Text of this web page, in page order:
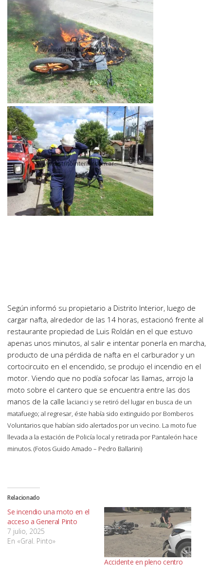
Según informó su propietario a Distrito Interior, luego de
cargar nafta, alrededor de las 14 horas, estacionó frente al
restaurante propiedad de Luis Roldán en el que estuvo
apenas unos minutos, al salir e intentar ponerla en marcha,
producto de una pérdida de nafta en el carburador y un
cortocircuito en el encendido, se produjo el incendio en el
motor. Viendo que no podía sofocar las llamas, arrojo la
moto sobre el cantero que se encuentra entre las dos
manos de la calle Iacianci y se retiró del lugar en busca de un
matafuego; al regresar, éste había sido extinguido por Bomberos
Voluntarios que habían sido alertados por un vecino. La moto fue
llevada a la estación de Policía local y retirada por Pantaleón hace
minutos. (Fotos Guido Amado – Pedro Ballarini)
Relacionado
Se incendio una moto en el
acceso a General Pinto
7 julio, 2025
En «Gral. Pinto»
Accidente en pleno centro